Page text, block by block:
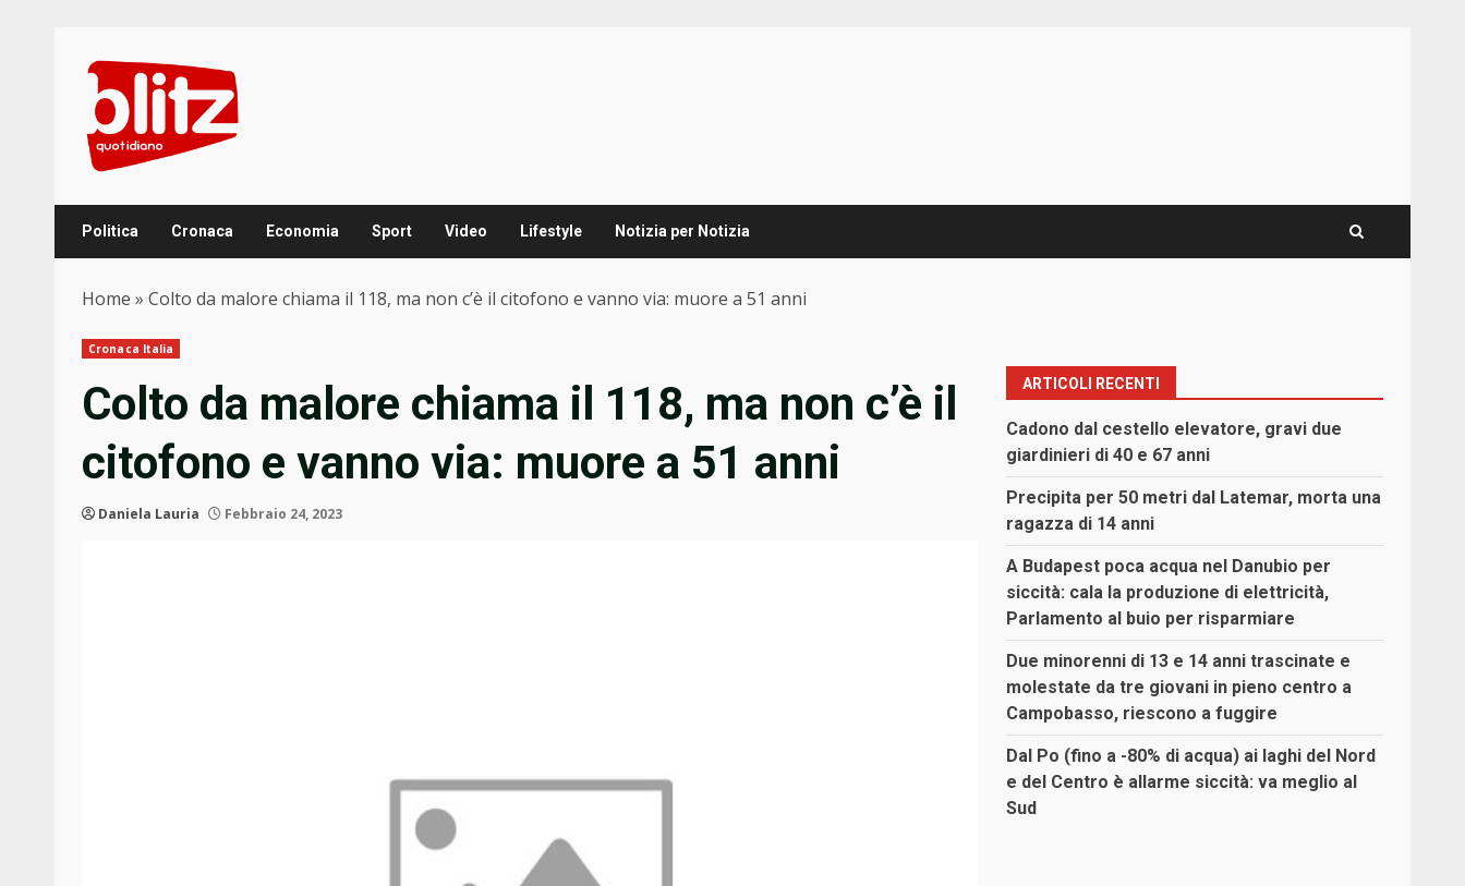
content
Politica Cronaca Economia Sport Video Lifestyle Notizia per Notizia
Home » Colto da malore chiama il 118, ma non c’è il citofono e vanno via: muore a 51 anni
Cronaca Italia
Colto da malore chiama il 118, ma non c’è il
citofono e vanno via: muore a 51 anni
Daniela Lauria Febbraio 24, 2023
ARTICOLI RECENTI
Cadono dal cestello elevatore, gravi due
giardinieri di 40 e 67 anni
Precipita per 50 metri dal Latemar, morta una
ragazza di 14 anni
A Budapest poca acqua nel Danubio per
siccità: cala la produzione di elettricità,
Parlamento al buio per risparmiare
Due minorenni di 13 e 14 anni trascinate e
molestate da tre giovani in pieno centro a
Campobasso, riescono a fuggire
Dal Po (fino a -80% di acqua) ai laghi del Nord
e del Centro è allarme siccità: va meglio al
Sud